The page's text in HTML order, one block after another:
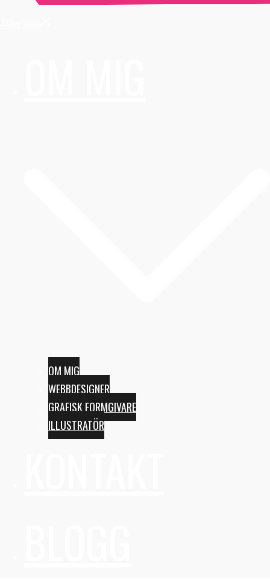
OM MIG
WEBBDESIGNER
GRAFISK FORMGIVARE
ILLUSTRATÖR